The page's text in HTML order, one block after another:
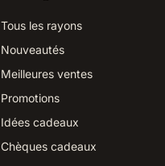
Tous les rayons
Nouveautés
Meilleures ventes
Promotions
Idées cadeaux
Chèques cadeaux